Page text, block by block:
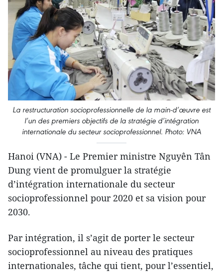
La restructuration socioprofessionnelle de la main-d’œuvre est
l’un des premiers objectifs de la stratégie d’intégration
internationale du secteur socioprofessionnel. Photo: VNA
Hanoi (VNA) - Le Premier ministre Nguyên Tân
Dung vient de promulguer la stratégie
d’intégration internationale du secteur
socioprofessionnel pour 2020 et sa vision pour
2030.
Par intégration, il s’agit de porter le secteur
socioprofessionnel au niveau des pratiques
internationales, tâche qui tient, pour l’essentiel,